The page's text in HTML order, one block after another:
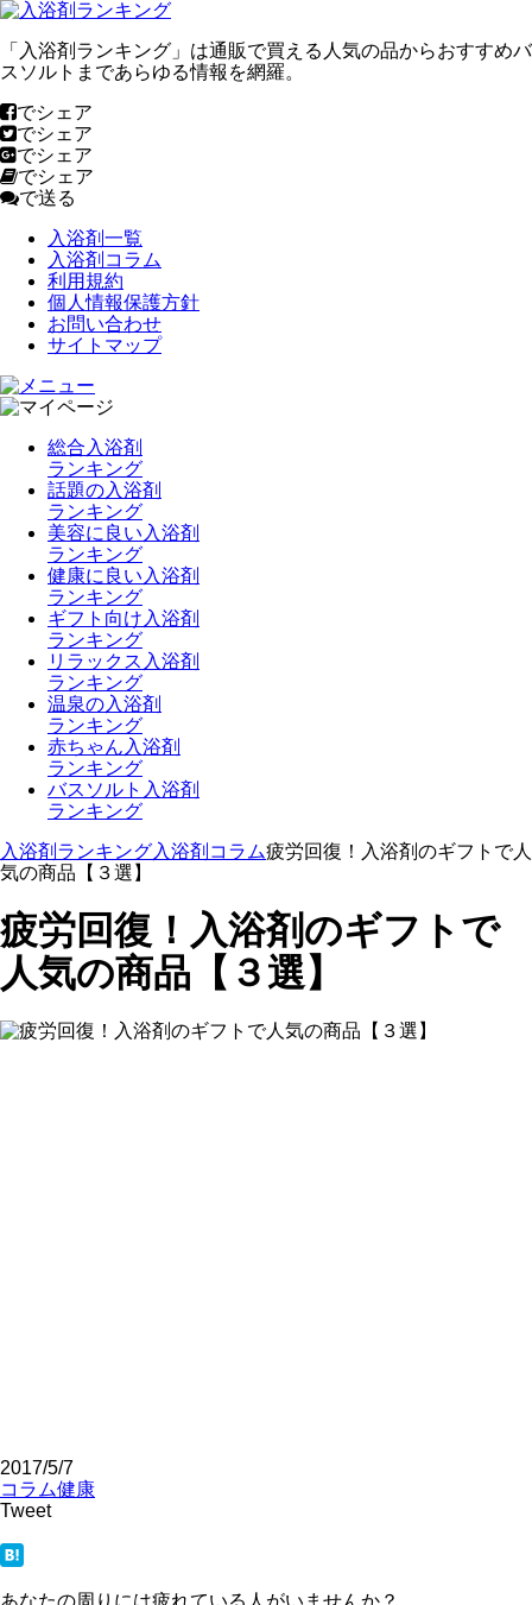
「入浴剤ランキング」は通販で買える人気の品からおすすめバ
スソルトまであらゆる情報を網羅。
でシェア
でシェア
でシェア
でシェア
で送る
入浴剤一覧
入浴剤コラム
利用規約
個人情報保護方針
お問い合わせ
サイトマップ
総合入浴剤
ランキング
話題の入浴剤
ランキング
美容に良い入浴剤
ランキング
健康に良い入浴剤
ランキング
ギフト向け入浴剤
ランキング
リラックス入浴剤
ランキング
温泉の入浴剤
ランキング
赤ちゃん入浴剤
ランキング
バスソルト入浴剤
ランキング
入浴剤ランキング入浴剤コラム疲労回復！入浴剤のギフトで人
気の商品【３選】
疲労回復！入浴剤のギフトで
人気の商品【３選】
2017/5/7
コラム健康
Tweet
あなたの周りには疲れている人がいませんか？